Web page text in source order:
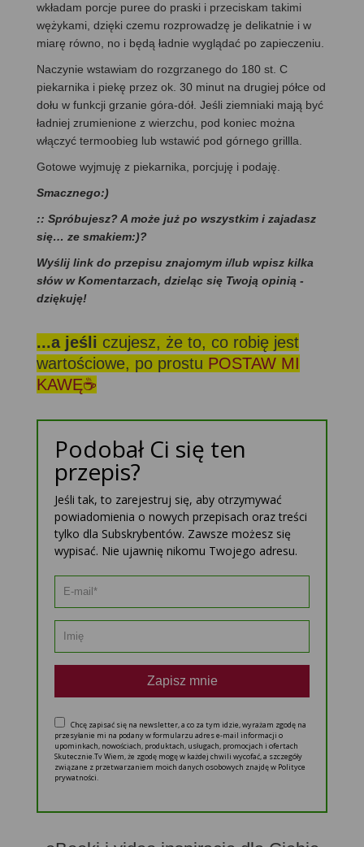
wkładam porcje puree do praski i przeciskam takimi
wężykami, dzięki czemu rozprowadzę je delikatnie i w
miarę równo, no i będą ładnie wyglądać po zapieczeniu.
Naczynie wstawiam do rozgrzanego do 180 st. C
piekarnika i piekę przez ok. 30 minut na drugiej półce od
dołu w funkcji grzanie góra-dół. Jeśli ziemniaki mają być
ładniej zrumienione z wierzchu, pod koniec można
włączyć termoobieg lub wstawić pod górnego grillla.
Gotowe wyjmuję z piekarnika, porcjuję i podaję.
Smacznego:)
:: Spróbujesz? A może już po wszystkim i zajadasz
się… ze smakiem:)?
Wyślij link do przepisu znajomym i/lub wpisz kilka
słów w Komentarzach, dzieląc się Twoją opinią -
dziękuję!
...a jeśli czujesz, że to, co robię jest
wartościowe, po prostu POSTAW MI
KAWĘ☕
Podobał Ci się ten
przepis?
Jeśli tak, to zarejestruj się, aby otrzymywać
powiadomienia o nowych przepisach oraz treści
tylko dla Subskrybentów. Zawsze możesz się
wypisać. Nie ujawnię nikomu Twojego adresu.
Zapisz mnie
Chcę zapisać się na newsletter, a co za tym idzie, wyrażam zgodę na
przesyłanie mi na podany w formularzu adres e-mail informacji o
upominkach, nowościach, produktach, usługach, promocjach i ofertach
Skutecznie.Tv Wiem, że zgodę mogę w każdej chwili wycofać, a szczegóły
związane z przetwarzaniem moich danych osobowych znajdę w Polityce
prywatności.